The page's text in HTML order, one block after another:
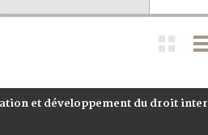
et développement du droit